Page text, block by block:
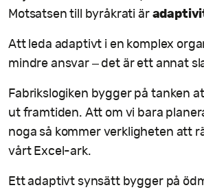
Motsatsen till byråkrati är
Att leda adaptivt i en komplex
mindre ansvar – det är ett annat
Fabrikslogiken bygger på tanken
ut framtiden. Att om vi bara
noga så kommer verkligheten att
vårt Excel-ark.
Ett adaptivt synsätt bygger på